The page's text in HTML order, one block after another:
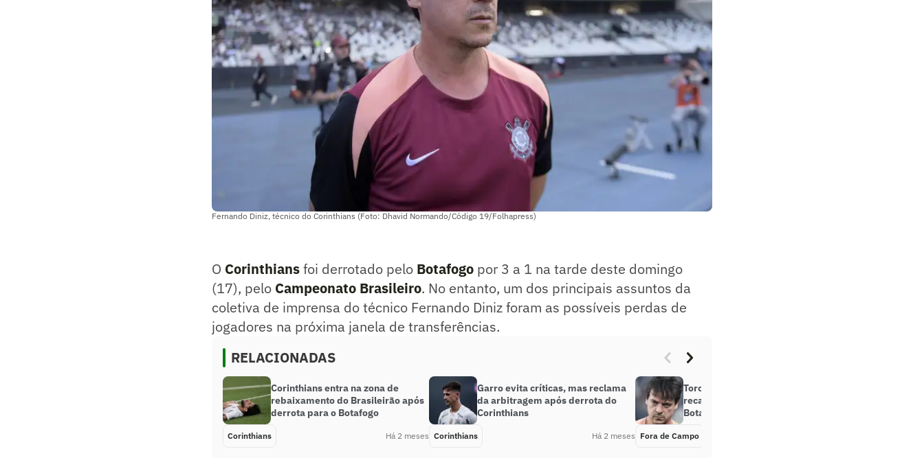
Fernando Diniz, técnico do Corinthians (Foto: Dhavid Normando/Código 19/Folhapress)
O Corinthiansfoi derrotado pelo Botafogo por 3 a 1 na tarde deste domingo
(17), pelo Campeonato Brasileiro. No entanto, um dos principais assuntos da
coletiva de imprensa do técnico Fernando Diniz foram as possíveis perdas de
jogadores na próxima janela de transferências.
RELACIONADAS
Corinthians entra na zona de
rebaixamento do Brasileirão após
derrota para o Botafogo
Corinthians Há 2 meses
Garro evita críticas, mas reclama
da arbitragem após derrota do
Corinthians
Corinthians Há 2 meses
Torcida do Corinthians manda
recado a Diniz por derrota para o
Botafogo
Fora de Campo